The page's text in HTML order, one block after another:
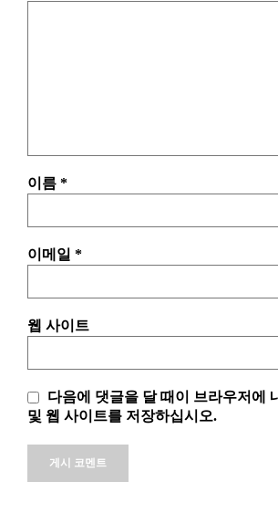
이름 *
이메일 *
웹 사이트
다음에 댓글을 달 때이 브라우저에
및 웹 사이트를 저장하십시오.